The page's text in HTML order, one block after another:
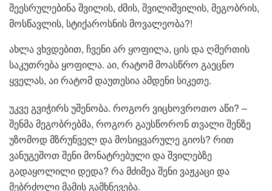
შეესრულებინა შვილის, ძმის, შვილიშვილის, მეგობრის,
მოსწავლის, სტიქაროსნის მოვალეობა?!
ახლა ვხვდებით, ჩვენი არ ყოფილა, ცის და ღმერთის
საკუთრება ყოფილა. აი, რატომ მოასწრო გაეცნო
ყველას, აი რატომ დაუთესია ამდენი სიკეთე.
უკვე გვიჭირს უშენობა. როგორ ვიცხოვროთო აწი? –
შენმა მეგობრებმა, როგორ გაუსწორონ თვალი შენზე
უზომოდ მზრუნველ და მოსიყვარულე გიოს? რით
ვანუგეშოთ შენი მონატრებული და შვილებზე
გადაყოლილი დედა? რა მძიმეა შენი ვაჟკაცი და
მებრძოლი მამის გამხნევება.